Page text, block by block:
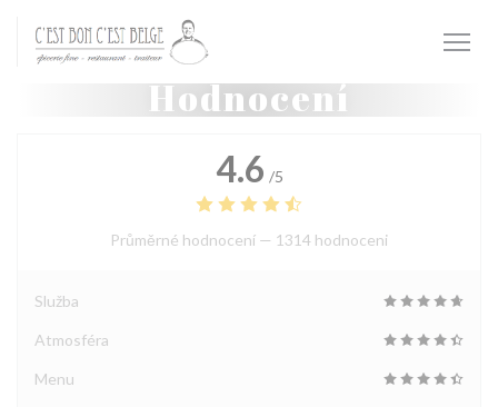
Panel pro správu cookies
Hodnocení
4.6 /5
Průměrné hodnocení — 1314 hodnoceni
Služba
Atmosféra
Menu